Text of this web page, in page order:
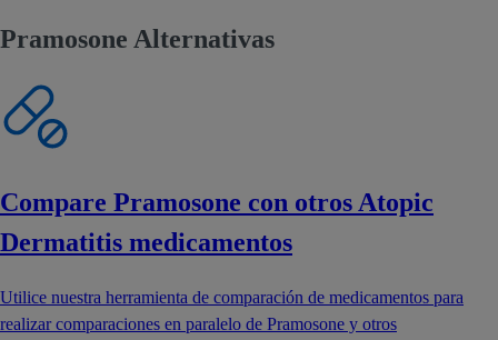
Pramosone Alternativas
Compare Pramosone con otros Atopic
Dermatitis medicamentos
Utilice nuestra herramienta de comparación de medicamentos para
realizar comparaciones en paralelo de Pramosone y otros